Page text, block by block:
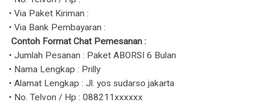
• Via Paket Kiriman :
• Via Bank Pembayaran :
Contoh Format Chat Pemesanan :
• Jumlah Pesanan : Paket ABORSI 6 Bulan
• Nama Lengkap : Prilly
• Alamat Lengkap : Jl. yos sudarso jakarta
• No. Telvon / Hp : 088211xxxxxx